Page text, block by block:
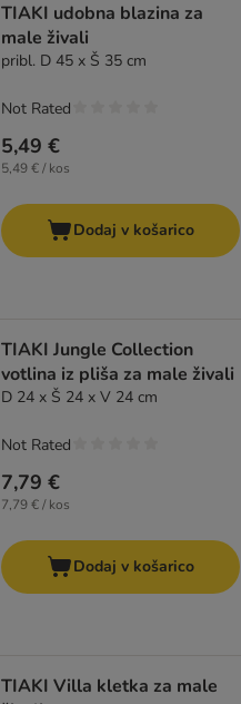
TIAKI udobna blazina za
male živali
pribl. D 45 x Š 35 cm
5,49 €
5,49 € / kos
Not Rated
Dodaj v košarico
TIAKI Jungle Collection
votlina iz pliša za male živali
D 24 x Š 24 x V 24 cm
7,79 €
7,79 € / kos
Not Rated
Dodaj v košarico
TIAKI Villa kletka za male